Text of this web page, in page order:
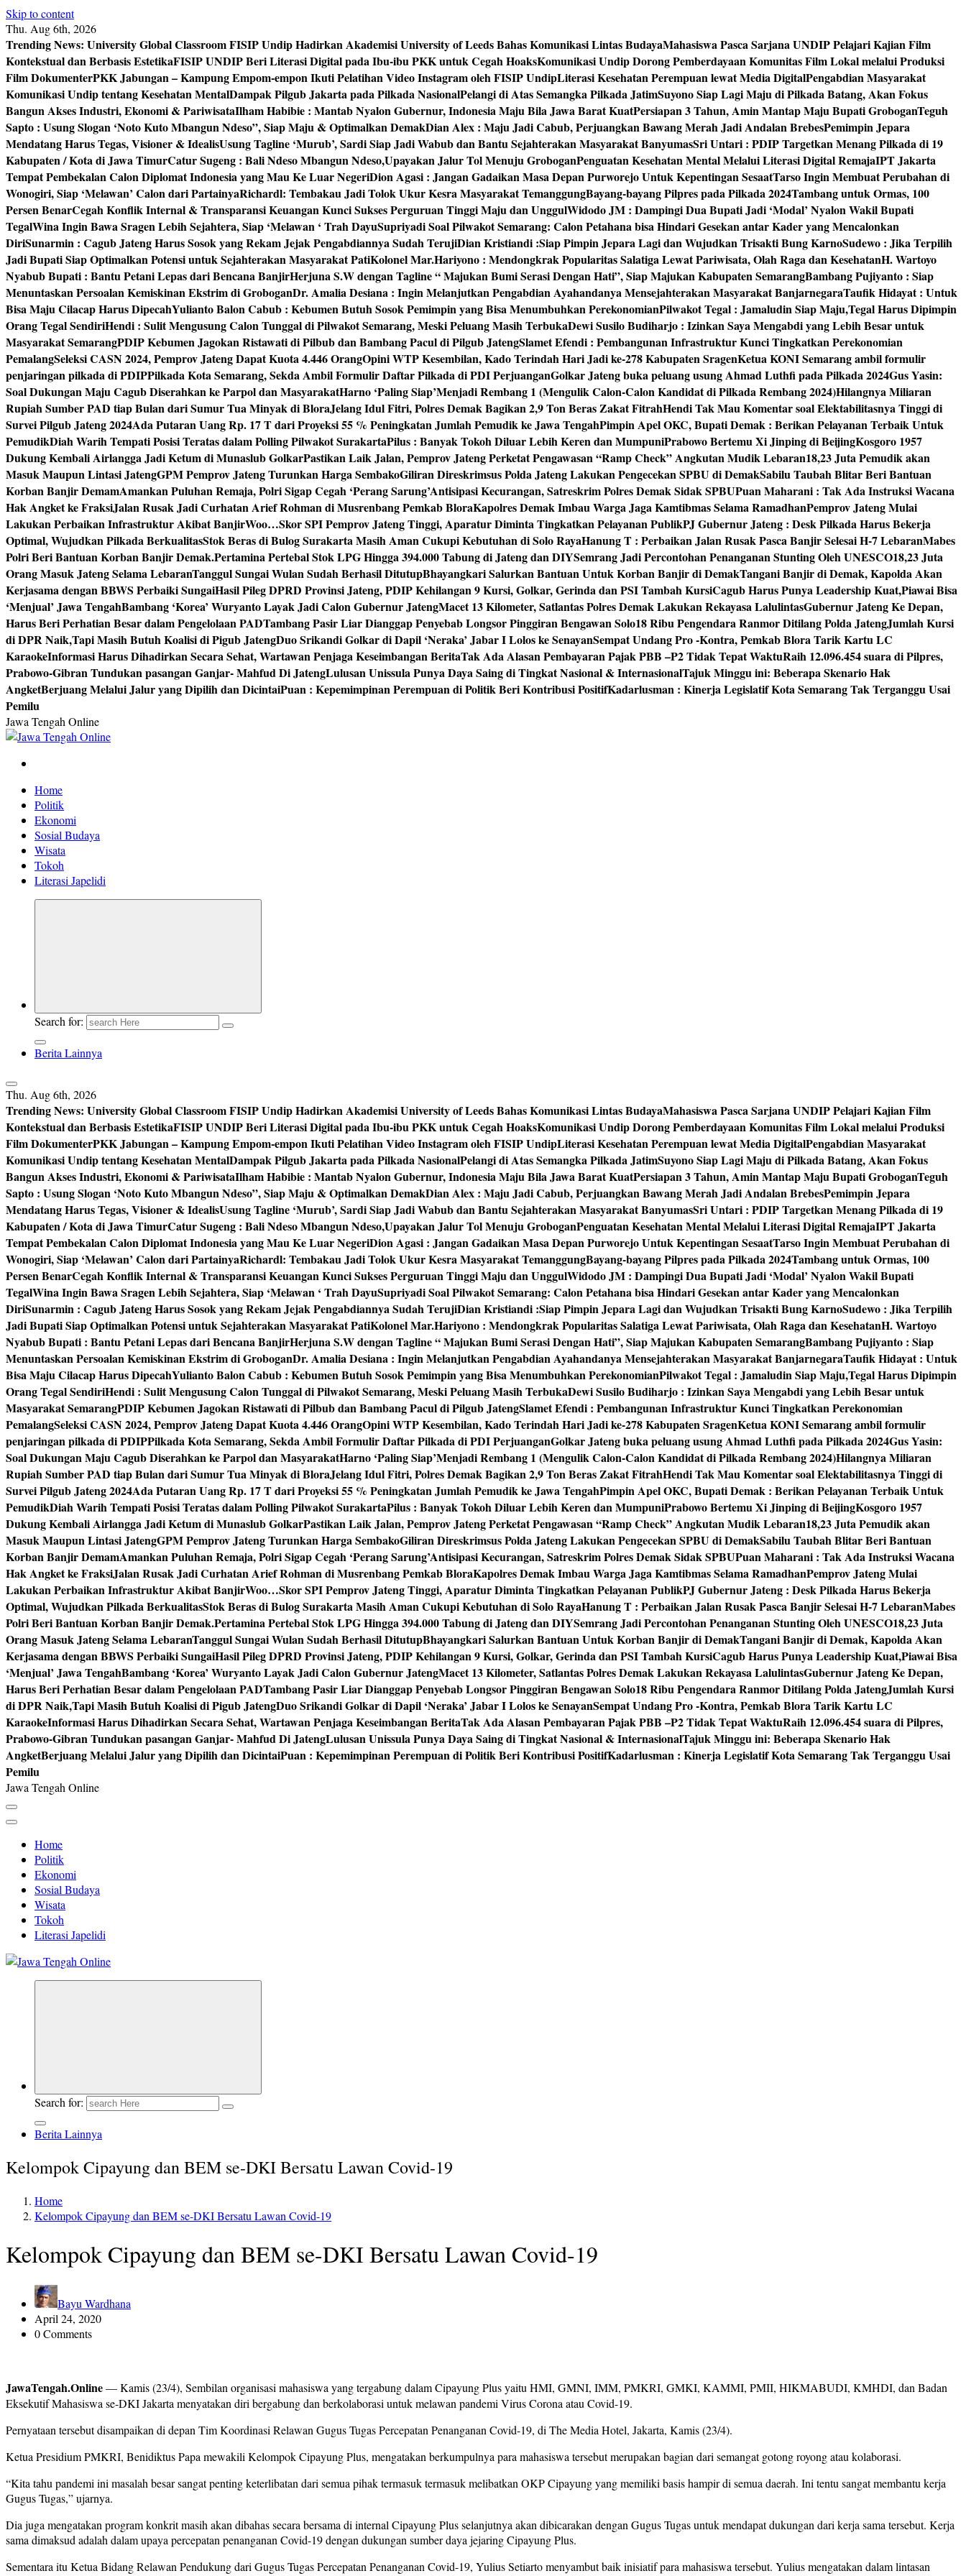
Skip to content
Thu. Aug 6th, 2026
Trending News: University Global Classroom FISIP Undip Hadirkan Akademisi University of Leeds Bahas Komunikasi Lintas BudayaMahasiswa Pasca Sarjana UNDIP Pelajari Kajian Film
Kontekstual dan Berbasis EstetikaFISIP UNDIP Beri Literasi Digital pada Ibu-ibu PKK untuk Cegah HoaksKomunikasi Undip Dorong Pemberdayaan Komunitas Film Lokal melalui Produksi
Film DokumenterPKK Jabungan – Kampung Empom-empon Ikuti Pelatihan Video Instagram oleh FISIP UndipLiterasi Kesehatan Perempuan lewat Media DigitalPengabdian Masyarakat
Komunikasi Undip tentang Kesehatan MentalDampak Pilgub Jakarta pada Pilkada NasionalPelangi di Atas Semangka Pilkada JatimSuyono Siap Lagi Maju di Pilkada Batang, Akan Fokus
Bangun Akses Industri, Ekonomi & PariwisataIlham Habibie : Mantab Nyalon Gubernur, Indonesia Maju Bila Jawa Barat KuatPersiapan 3 Tahun, Amin Mantap Maju Bupati GroboganTeguh
Sapto : Usung Slogan ‘Noto Kuto Mbangun Ndeso”, Siap Maju & Optimalkan DemakDian Alex : Maju Jadi Cabub, Perjuangkan Bawang Merah Jadi Andalan BrebesPemimpin Jepara
Mendatang Harus Tegas, Visioner & IdealisUsung Tagline ‘Murub’, Sardi Siap Jadi Wabub dan Bantu Sejahterakan Masyarakat BanyumasSri Untari : PDIP Targetkan Menang Pilkada di 19
Kabupaten / Kota di Jawa TimurCatur Sugeng : Bali Ndeso Mbangun Ndeso,Upayakan Jalur Tol Menuju GroboganPenguatan Kesehatan Mental Melalui Literasi Digital RemajaIPT Jakarta
Tempat Pembekalan Calon Diplomat Indonesia yang Mau Ke Luar NegeriDion Agasi : Jangan Gadaikan Masa Depan Purworejo Untuk Kepentingan SesaatTarso Ingin Membuat Perubahan di
Wonogiri, Siap ‘Melawan’ Calon dari PartainyaRichardl: Tembakau Jadi Tolok Ukur Kesra Masyarakat TemanggungBayang-bayang Pilpres pada Pilkada 2024Tambang untuk Ormas, 100
Persen BenarCegah Konflik Internal & Transparansi Keuangan Kunci Sukses Perguruan Tinggi Maju dan UnggulWidodo JM : Dampingi Dua Bupati Jadi ‘Modal’ Nyalon Wakil Bupati
TegalWina Ingin Bawa Sragen Lebih Sejahtera, Siap ‘Melawan ‘ Trah DayuSupriyadi Soal Pilwakot Semarang: Calon Petahana bisa Hindari Gesekan antar Kader yang Mencalonkan
DiriSunarmin : Cagub Jateng Harus Sosok yang Rekam Jejak Pengabdiannya Sudah TerujiDian Kristiandi :Siap Pimpin Jepara Lagi dan Wujudkan Trisakti Bung KarnoSudewo : Jika Terpilih
Jadi Bupati Siap Optimalkan Potensi untuk Sejahterakan Masyarakat PatiKolonel Mar.Hariyono : Mendongkrak Popularitas Salatiga Lewat Pariwisata, Olah Raga dan KesehatanH. Wartoyo
Nyabub Bupati : Bantu Petani Lepas dari Bencana BanjirHerjuna S.W dengan Tagline “ Majukan Bumi Serasi Dengan Hati”, Siap Majukan Kabupaten SemarangBambang Pujiyanto : Siap
Menuntaskan Persoalan Kemiskinan Ekstrim di GroboganDr. Amalia Desiana : Ingin Melanjutkan Pengabdian Ayahandanya Mensejahterakan Masyarakat BanjarnegaraTaufik Hidayat : Untuk
Bisa Maju Cilacap Harus DipecahYulianto Balon Cabub : Kebumen Butuh Sosok Pemimpin yang Bisa Menumbuhkan PerekonomianPilwakot Tegal : Jamaludin Siap Maju,Tegal Harus Dipimpin
Orang Tegal SendiriHendi : Sulit Mengusung Calon Tunggal di Pilwakot Semarang, Meski Peluang Masih TerbukaDewi Susilo Budiharjo : Izinkan Saya Mengabdi yang Lebih Besar untuk
Masyarakat SemarangPDIP Kebumen Jagokan Ristawati di Pilbub dan Bambang Pacul di Pilgub JatengSlamet Efendi : Pembangunan Infrastruktur Kunci Tingkatkan Perekonomian
PemalangSeleksi CASN 2024, Pemprov Jateng Dapat Kuota 4.446 OrangOpini WTP Kesembilan, Kado Terindah Hari Jadi ke-278 Kabupaten SragenKetua KONI Semarang ambil formulir
penjaringan pilkada di PDIPPilkada Kota Semarang, Sekda Ambil Formulir Daftar Pilkada di PDI PerjuanganGolkar Jateng buka peluang usung Ahmad Luthfi pada Pilkada 2024Gus Yasin:
Soal Dukungan Maju Cagub Diserahkan ke Parpol dan MasyarakatHarno ‘Paling Siap’Menjadi Rembang 1 (Mengulik Calon-Calon Kandidat di Pilkada Rembang 2024)Hilangnya Miliaran
Rupiah Sumber PAD tiap Bulan dari Sumur Tua Minyak di BloraJelang Idul Fitri, Polres Demak Bagikan 2,9 Ton Beras Zakat FitrahHendi Tak Mau Komentar soal Elektabilitasnya Tinggi di
Survei Pilgub Jateng 2024Ada Putaran Uang Rp. 17 T dari Proyeksi 55 % Peningkatan Jumlah Pemudik ke Jawa TengahPimpin Apel OKC, Bupati Demak : Berikan Pelayanan Terbaik Untuk
PemudikDiah Warih Tempati Posisi Teratas dalam Polling Pilwakot SurakartaPilus : Banyak Tokoh Diluar Lebih Keren dan MumpuniPrabowo Bertemu Xi Jinping di BeijingKosgoro 1957
Dukung Kembali Airlangga Jadi Ketum di Munaslub GolkarPastikan Laik Jalan, Pemprov Jateng Perketat Pengawasan “Ramp Check” Angkutan Mudik Lebaran18,23 Juta Pemudik akan
Masuk Maupun Lintasi JatengGPM Pemprov Jateng Turunkan Harga SembakoGiliran Direskrimsus Polda Jateng Lakukan Pengecekan SPBU di DemakSabilu Taubah Blitar Beri Bantuan
Korban Banjir DemamAmankan Puluhan Remaja, Polri Sigap Cegah ‘Perang Sarung’Antisipasi Kecurangan, Satreskrim Polres Demak Sidak SPBUPuan Maharani : Tak Ada Instruksi Wacana
Hak Angket ke FraksiJalan Rusak Jadi Curhatan Arief Rohman di Musrenbang Pemkab BloraKapolres Demak Imbau Warga Jaga Kamtibmas Selama RamadhanPemprov Jateng Mulai
Lakukan Perbaikan Infrastruktur Akibat BanjirWoo…Skor SPI Pemprov Jateng Tinggi, Aparatur Diminta Tingkatkan Pelayanan PublikPJ Gubernur Jateng : Desk Pilkada Harus Bekerja
Optimal, Wujudkan Pilkada BerkualitasStok Beras di Bulog Surakarta Masih Aman Cukupi Kebutuhan di Solo RayaHanung T : Perbaikan Jalan Rusak Pasca Banjir Selesai H-7 LebaranMabes
Polri Beri Bantuan Korban Banjir Demak.Pertamina Pertebal Stok LPG Hingga 394.000 Tabung di Jateng dan DIYSemrang Jadi Percontohan Penanganan Stunting Oleh UNESCO18,23 Juta
Orang Masuk Jateng Selama LebaranTanggul Sungai Wulan Sudah Berhasil DitutupBhayangkari Salurkan Bantuan Untuk Korban Banjir di DemakTangani Banjir di Demak, Kapolda Akan
Kerjasama dengan BBWS Perbaiki SungaiHasil Pileg DPRD Provinsi Jateng, PDIP Kehilangan 9 Kursi, Golkar, Gerinda dan PSI Tambah KursiCagub Harus Punya Leadership Kuat,Piawai Bisa
‘Menjual’ Jawa TengahBambang ‘Korea’ Wuryanto Layak Jadi Calon Gubernur JatengMacet 13 Kilometer, Satlantas Polres Demak Lakukan Rekayasa LalulintasGubernur Jateng Ke Depan,
Harus Beri Perhatian Besar dalam Pengelolaan PADTambang Pasir Liar Dianggap Penyebab Longsor Pinggiran Bengawan Solo18 Ribu Pengendara Ranmor Ditilang Polda JatengJumlah Kursi
di DPR Naik,Tapi Masih Butuh Koalisi di Pigub JatengDuo Srikandi Golkar di Dapil ‘Neraka’ Jabar I Lolos ke SenayanSempat Undang Pro -Kontra, Pemkab Blora Tarik Kartu LC
KaraokeInformasi Harus Dihadirkan Secara Sehat, Wartawan Penjaga Keseimbangan BeritaTak Ada Alasan Pembayaran Pajak PBB –P2 Tidak Tepat WaktuRaih 12.096.454 suara di Pilpres,
Prabowo-Gibran Tundukan pasangan Ganjar- Mahfud Di JatengLulusan Unissula Punya Daya Saing di Tingkat Nasional & InternasionalTajuk Minggu ini: Beberapa Skenario Hak
AngketBerjuang Melalui Jalur yang Dipilih dan DicintaiPuan : Kepemimpinan Perempuan di Politik Beri Kontribusi PositifKadarlusman : Kinerja Legislatif Kota Semarang Tak Terganggu Usai
Pemilu
Jawa Tengah Online
Berita Jawa Tengah Terbaru dan Terkini
Home
Politik
Ekonomi
Sosial Budaya
Wisata
Tokoh
Literasi Japelidi
Search for:
Berita Lainnya
Thu. Aug 6th, 2026
Trending News: University Global Classroom FISIP Undip Hadirkan Akademisi University of Leeds Bahas Komunikasi Lintas BudayaMahasiswa Pasca Sarjana UNDIP Pelajari Kajian Film
Kontekstual dan Berbasis EstetikaFISIP UNDIP Beri Literasi Digital pada Ibu-ibu PKK untuk Cegah HoaksKomunikasi Undip Dorong Pemberdayaan Komunitas Film Lokal melalui Produksi
Film DokumenterPKK Jabungan – Kampung Empom-empon Ikuti Pelatihan Video Instagram oleh FISIP UndipLiterasi Kesehatan Perempuan lewat Media DigitalPengabdian Masyarakat
Komunikasi Undip tentang Kesehatan MentalDampak Pilgub Jakarta pada Pilkada NasionalPelangi di Atas Semangka Pilkada JatimSuyono Siap Lagi Maju di Pilkada Batang, Akan Fokus
Bangun Akses Industri, Ekonomi & PariwisataIlham Habibie : Mantab Nyalon Gubernur, Indonesia Maju Bila Jawa Barat KuatPersiapan 3 Tahun, Amin Mantap Maju Bupati GroboganTeguh
Sapto : Usung Slogan ‘Noto Kuto Mbangun Ndeso”, Siap Maju & Optimalkan DemakDian Alex : Maju Jadi Cabub, Perjuangkan Bawang Merah Jadi Andalan BrebesPemimpin Jepara
Mendatang Harus Tegas, Visioner & IdealisUsung Tagline ‘Murub’, Sardi Siap Jadi Wabub dan Bantu Sejahterakan Masyarakat BanyumasSri Untari : PDIP Targetkan Menang Pilkada di 19
Kabupaten / Kota di Jawa TimurCatur Sugeng : Bali Ndeso Mbangun Ndeso,Upayakan Jalur Tol Menuju GroboganPenguatan Kesehatan Mental Melalui Literasi Digital RemajaIPT Jakarta
Tempat Pembekalan Calon Diplomat Indonesia yang Mau Ke Luar NegeriDion Agasi : Jangan Gadaikan Masa Depan Purworejo Untuk Kepentingan SesaatTarso Ingin Membuat Perubahan di
Wonogiri, Siap ‘Melawan’ Calon dari PartainyaRichardl: Tembakau Jadi Tolok Ukur Kesra Masyarakat TemanggungBayang-bayang Pilpres pada Pilkada 2024Tambang untuk Ormas, 100
Persen BenarCegah Konflik Internal & Transparansi Keuangan Kunci Sukses Perguruan Tinggi Maju dan UnggulWidodo JM : Dampingi Dua Bupati Jadi ‘Modal’ Nyalon Wakil Bupati
TegalWina Ingin Bawa Sragen Lebih Sejahtera, Siap ‘Melawan ‘ Trah DayuSupriyadi Soal Pilwakot Semarang: Calon Petahana bisa Hindari Gesekan antar Kader yang Mencalonkan
DiriSunarmin : Cagub Jateng Harus Sosok yang Rekam Jejak Pengabdiannya Sudah TerujiDian Kristiandi :Siap Pimpin Jepara Lagi dan Wujudkan Trisakti Bung KarnoSudewo : Jika Terpilih
Jadi Bupati Siap Optimalkan Potensi untuk Sejahterakan Masyarakat PatiKolonel Mar.Hariyono : Mendongkrak Popularitas Salatiga Lewat Pariwisata, Olah Raga dan KesehatanH. Wartoyo
Nyabub Bupati : Bantu Petani Lepas dari Bencana BanjirHerjuna S.W dengan Tagline “ Majukan Bumi Serasi Dengan Hati”, Siap Majukan Kabupaten SemarangBambang Pujiyanto : Siap
Menuntaskan Persoalan Kemiskinan Ekstrim di GroboganDr. Amalia Desiana : Ingin Melanjutkan Pengabdian Ayahandanya Mensejahterakan Masyarakat BanjarnegaraTaufik Hidayat : Untuk
Bisa Maju Cilacap Harus DipecahYulianto Balon Cabub : Kebumen Butuh Sosok Pemimpin yang Bisa Menumbuhkan PerekonomianPilwakot Tegal : Jamaludin Siap Maju,Tegal Harus Dipimpin
Orang Tegal SendiriHendi : Sulit Mengusung Calon Tunggal di Pilwakot Semarang, Meski Peluang Masih TerbukaDewi Susilo Budiharjo : Izinkan Saya Mengabdi yang Lebih Besar untuk
Masyarakat SemarangPDIP Kebumen Jagokan Ristawati di Pilbub dan Bambang Pacul di Pilgub JatengSlamet Efendi : Pembangunan Infrastruktur Kunci Tingkatkan Perekonomian
PemalangSeleksi CASN 2024, Pemprov Jateng Dapat Kuota 4.446 OrangOpini WTP Kesembilan, Kado Terindah Hari Jadi ke-278 Kabupaten SragenKetua KONI Semarang ambil formulir
penjaringan pilkada di PDIPPilkada Kota Semarang, Sekda Ambil Formulir Daftar Pilkada di PDI PerjuanganGolkar Jateng buka peluang usung Ahmad Luthfi pada Pilkada 2024Gus Yasin:
Soal Dukungan Maju Cagub Diserahkan ke Parpol dan MasyarakatHarno ‘Paling Siap’Menjadi Rembang 1 (Mengulik Calon-Calon Kandidat di Pilkada Rembang 2024)Hilangnya Miliaran
Rupiah Sumber PAD tiap Bulan dari Sumur Tua Minyak di BloraJelang Idul Fitri, Polres Demak Bagikan 2,9 Ton Beras Zakat FitrahHendi Tak Mau Komentar soal Elektabilitasnya Tinggi di
Survei Pilgub Jateng 2024Ada Putaran Uang Rp. 17 T dari Proyeksi 55 % Peningkatan Jumlah Pemudik ke Jawa TengahPimpin Apel OKC, Bupati Demak : Berikan Pelayanan Terbaik Untuk
PemudikDiah Warih Tempati Posisi Teratas dalam Polling Pilwakot SurakartaPilus : Banyak Tokoh Diluar Lebih Keren dan MumpuniPrabowo Bertemu Xi Jinping di BeijingKosgoro 1957
Dukung Kembali Airlangga Jadi Ketum di Munaslub GolkarPastikan Laik Jalan, Pemprov Jateng Perketat Pengawasan “Ramp Check” Angkutan Mudik Lebaran18,23 Juta Pemudik akan
Masuk Maupun Lintasi JatengGPM Pemprov Jateng Turunkan Harga SembakoGiliran Direskrimsus Polda Jateng Lakukan Pengecekan SPBU di DemakSabilu Taubah Blitar Beri Bantuan
Korban Banjir DemamAmankan Puluhan Remaja, Polri Sigap Cegah ‘Perang Sarung’Antisipasi Kecurangan, Satreskrim Polres Demak Sidak SPBUPuan Maharani : Tak Ada Instruksi Wacana
Hak Angket ke FraksiJalan Rusak Jadi Curhatan Arief Rohman di Musrenbang Pemkab BloraKapolres Demak Imbau Warga Jaga Kamtibmas Selama RamadhanPemprov Jateng Mulai
Lakukan Perbaikan Infrastruktur Akibat BanjirWoo…Skor SPI Pemprov Jateng Tinggi, Aparatur Diminta Tingkatkan Pelayanan PublikPJ Gubernur Jateng : Desk Pilkada Harus Bekerja
Optimal, Wujudkan Pilkada BerkualitasStok Beras di Bulog Surakarta Masih Aman Cukupi Kebutuhan di Solo RayaHanung T : Perbaikan Jalan Rusak Pasca Banjir Selesai H-7 LebaranMabes
Polri Beri Bantuan Korban Banjir Demak.Pertamina Pertebal Stok LPG Hingga 394.000 Tabung di Jateng dan DIYSemrang Jadi Percontohan Penanganan Stunting Oleh UNESCO18,23 Juta
Orang Masuk Jateng Selama LebaranTanggul Sungai Wulan Sudah Berhasil DitutupBhayangkari Salurkan Bantuan Untuk Korban Banjir di DemakTangani Banjir di Demak, Kapolda Akan
Kerjasama dengan BBWS Perbaiki SungaiHasil Pileg DPRD Provinsi Jateng, PDIP Kehilangan 9 Kursi, Golkar, Gerinda dan PSI Tambah KursiCagub Harus Punya Leadership Kuat,Piawai Bisa
‘Menjual’ Jawa TengahBambang ‘Korea’ Wuryanto Layak Jadi Calon Gubernur JatengMacet 13 Kilometer, Satlantas Polres Demak Lakukan Rekayasa LalulintasGubernur Jateng Ke Depan,
Harus Beri Perhatian Besar dalam Pengelolaan PADTambang Pasir Liar Dianggap Penyebab Longsor Pinggiran Bengawan Solo18 Ribu Pengendara Ranmor Ditilang Polda JatengJumlah Kursi
di DPR Naik,Tapi Masih Butuh Koalisi di Pigub JatengDuo Srikandi Golkar di Dapil ‘Neraka’ Jabar I Lolos ke SenayanSempat Undang Pro -Kontra, Pemkab Blora Tarik Kartu LC
KaraokeInformasi Harus Dihadirkan Secara Sehat, Wartawan Penjaga Keseimbangan BeritaTak Ada Alasan Pembayaran Pajak PBB –P2 Tidak Tepat WaktuRaih 12.096.454 suara di Pilpres,
Prabowo-Gibran Tundukan pasangan Ganjar- Mahfud Di JatengLulusan Unissula Punya Daya Saing di Tingkat Nasional & InternasionalTajuk Minggu ini: Beberapa Skenario Hak
AngketBerjuang Melalui Jalur yang Dipilih dan DicintaiPuan : Kepemimpinan Perempuan di Politik Beri Kontribusi PositifKadarlusman : Kinerja Legislatif Kota Semarang Tak Terganggu Usai
Pemilu
Jawa Tengah Online
Home
Politik
Ekonomi
Sosial Budaya
Wisata
Tokoh
Literasi Japelidi
Search for:
Berita Lainnya
Kelompok Cipayung dan BEM se-DKI Bersatu Lawan Covid-19
Home
Kelompok Cipayung dan BEM se-DKI Bersatu Lawan Covid-19
Kelompok Cipayung dan BEM se-DKI Bersatu Lawan Covid-19
Bayu Wardhana
April 24, 2020
0 Comments
JawaTengah.Online— Kamis (23/4), Sembilan organisasi mahasiswa yang tergabung dalam Cipayung Plus yaitu HMI, GMNI, IMM, PMKRI, GMKI, KAMMI, PMII, HIKMABUDI, KMHDI, dan Badan
Eksekutif Mahasiswa se-DKI Jakarta menyatakan diri bergabung dan berkolaborasi untuk melawan pandemi Virus Corona atau Covid-19.
Pernyataan tersebut disampaikan di depan Tim Koordinasi Relawan Gugus Tugas Percepatan Penanganan Covid-19, di The Media Hotel, Jakarta, Kamis (23/4).
Ketua Presidium PMKRI, Benidiktus Papa mewakili Kelompok Cipayung Plus, mengatakan berkumpulnya para mahasiswa tersebut merupakan bagian dari semangat gotong royong atau kolaborasi.
“Kita tahu pandemi ini masalah besar sangat penting keterlibatan dari semua pihak termasuk termasuk melibatkan OKP Cipayung yang memiliki basis hampir di semua daerah. Ini tentu sangat membantu kerja
Gugus Tugas,” ujarnya.
Dia juga mengatakan program konkrit masih akan dibahas secara bersama di internal Cipayung Plus selanjutnya akan dibicarakan dengan Gugus Tugas untuk mendapat dukungan dari kerja sama tersebut. Kerja
sama dimaksud adalah dalam upaya percepatan penanganan Covid-19 dengan dukungan sumber daya jejaring Cipayung Plus.
Sementara itu Ketua Bidang Relawan Pendukung dari Gugus Tugas Percepatan Penanganan Covid-19, Yulius Setiarto menyambut baik inisiatif para mahasiswa tersebut. Yulius mengatakan dalam lintasan